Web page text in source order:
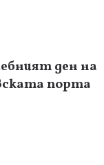
ден на
порта